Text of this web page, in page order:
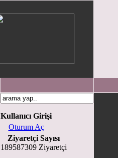
Kullanıcı Girişi
Oturum Aç
Ziyaretçi Sayısı
189587309 Ziyaretçi